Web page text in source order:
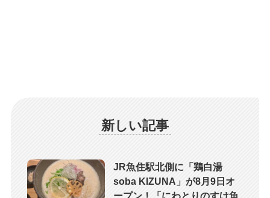
新しい記事
JR魚住駅北側に「鶏白湯
soba KIZUNA」が8月9日オ
ープン！「にわとりのすけ魚